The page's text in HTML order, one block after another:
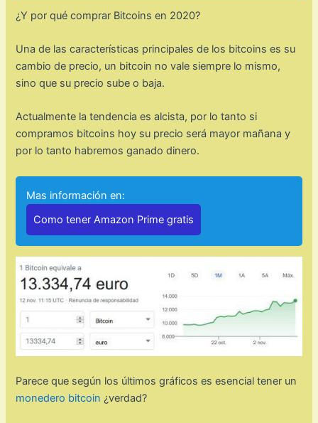
¿Y por qué comprar Bitcoins en 2020?
Una de las características principales de los bitcoins es su
cambio de precio, un bitcoin no vale siempre lo mismo,
sino que su precio sube o baja.
Actualmente la tendencia es alcista, por lo tanto si
compramos bitcoins hoy su precio será mayor mañana y
por lo tanto habremos ganado dinero.
Mas información en:
Como tener Amazon Prime gratis
Parece que según los últimos gráficos es esencial tener un
monedero bitcoin ¿verdad?